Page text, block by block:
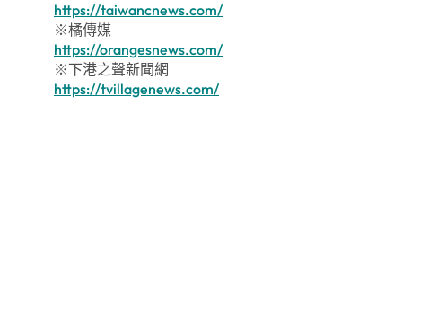
https://taiwancnews.com/
※橘傳媒
https://orangesnews.com/
※下港之聲新聞網
https://tvillagenews.com/